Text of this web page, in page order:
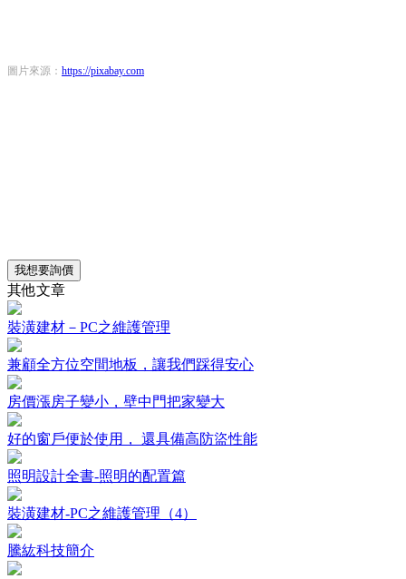
圖片來源： https://pixabay.com
我想要詢價
其他文章
裝潢建材－PC之維護管理
兼顧全方位空間地板，讓我們踩得安心
房價漲房子變小，壁中門把家變大
好的窗戶便於使用， 還具備高防盜性能
照明設計全書-照明的配置篇
裝潢建材-PC之維護管理（4）
騰紘科技簡介